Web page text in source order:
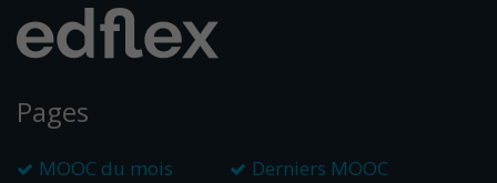
Pages
MOOC du mois
Derniers MOOC